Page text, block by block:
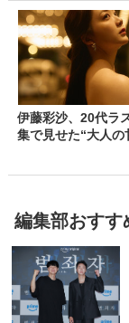
伊藤彩沙、20代ラ
集で見せた“大人の
編集部おすす